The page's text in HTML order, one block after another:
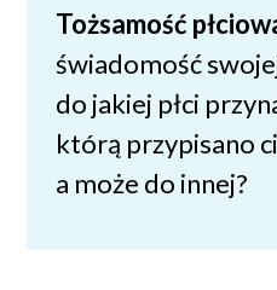
Tożsamość
świadomość
do jakiej płci
którą przypisano
a może do innej?